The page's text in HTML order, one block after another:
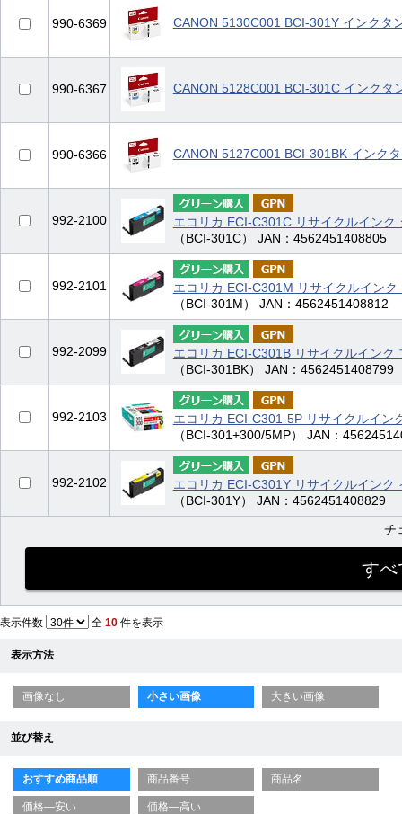
990-6369 CANON 5130C001 BCI-301Y インクタ
990-6367 CANON 5128C001 BCI-301C インクタ
990-6366 CANON 5127C001 BCI-301BK インク
992-2100
エコリカ ECI-C301C リサイクルインク
（BCI-301C） JAN：4562451408805
992-2101
エコリカ ECI-C301M リサイクルインク
（BCI-301M） JAN：4562451408812
992-2099
エコリカ ECI-C301B リサイクルインク
（BCI-301BK） JAN：4562451408799
992-2103
エコリカ ECI-C301-5P リサイクルイン
（BCI-301+300/5MP） JAN：
992-2102
エコリカ ECI-C301Y リサイクルインク
（BCI-301Y） JAN：4562451408829
チ
表示件数 全 10 件を表示
表示方法
画像なし 小さい画像 大きい画像
並び替え
おすすめ商品順 商品番号 商品名
価格—安い 価格—高い